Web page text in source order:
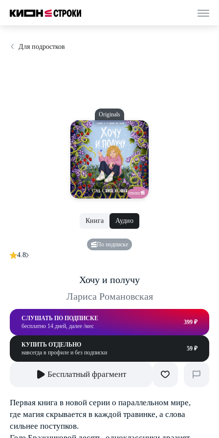
Для подростков
Книга Аудио
По подписке
4.8
Хочу и получу
Лариса Романовская
СЛУШАТЬ ПО ПОДПИСКЕ
бесплатно 14 дней, далее /мес
399 ₽
КУПИТЬ ОТДЕЛЬНО
навсегда в профиле и без подписки
59 ₽
Бесплатный фрагмент
Первая книга в новой серии о параллельном мире,
где магия скрывается в каждой травинке, а слова
сильнее поступков.
Originals